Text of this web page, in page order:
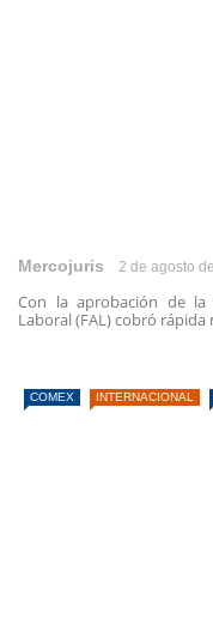
Mercojuris 2 de agosto
Con la aprobación de la
Laboral (FAL) cobró rápida
COMEX INTERNACIONAL